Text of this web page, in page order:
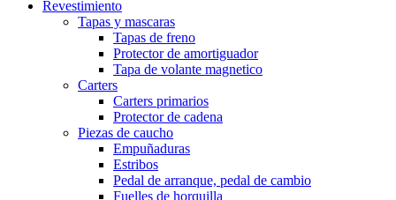
Revestimiento
Tapas y mascaras
Tapas de freno
Protector de amortiguador
Tapa de volante magnetico
Carters
Carters primarios
Protector de cadena
Piezas de caucho
Empuñaduras
Estribos
Pedal de arranque, pedal de cambio
Fuelles de horquilla